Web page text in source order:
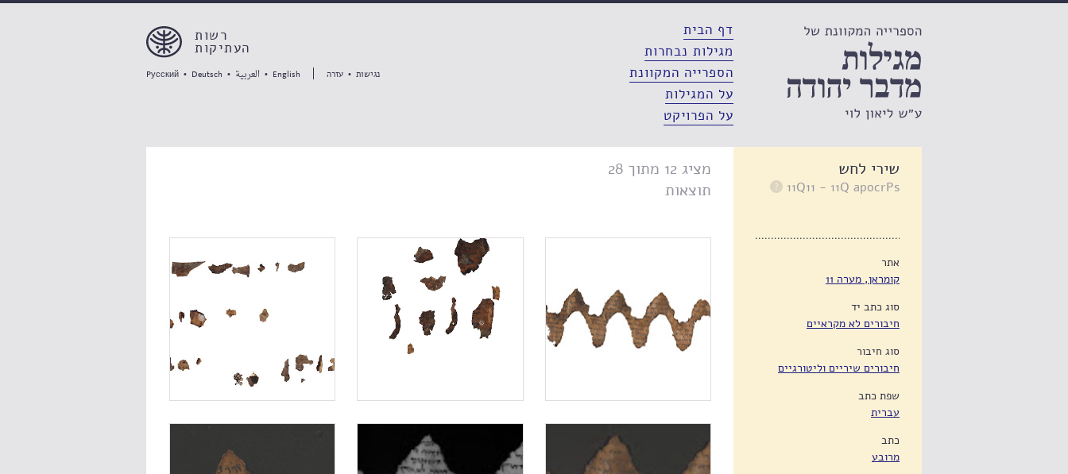
דף הבית
מגילות נבחרות
הספרייה המקוונת
על המגילות
על הפרויקט
רשות
העתיקות
נגישות • עזרה English
• العربية •
Deutsch
•
Pусский
שירי לחש
11Q11 - 11Q apocrPs
אתר
קומראן, מערה 11
סוג כתב יד
חיבורים לא מקראיים
סוג חיבור
חיבורים שיריים וליטורגיים
שפת כתב
עברית
כתב
מרובע
מציג 12 מתוך 28
תוצאות